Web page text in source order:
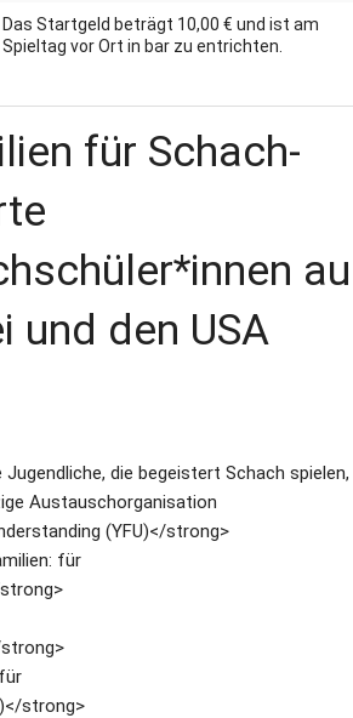
Das Startgeld beträgt 10,00 € und ist am
Spieltag vor Ort in bar zu entrichten.
für Schach-
und den USA
die begeistert Schach spielen,
Austauschorganisation
(YFU)</strong>
für
strong>